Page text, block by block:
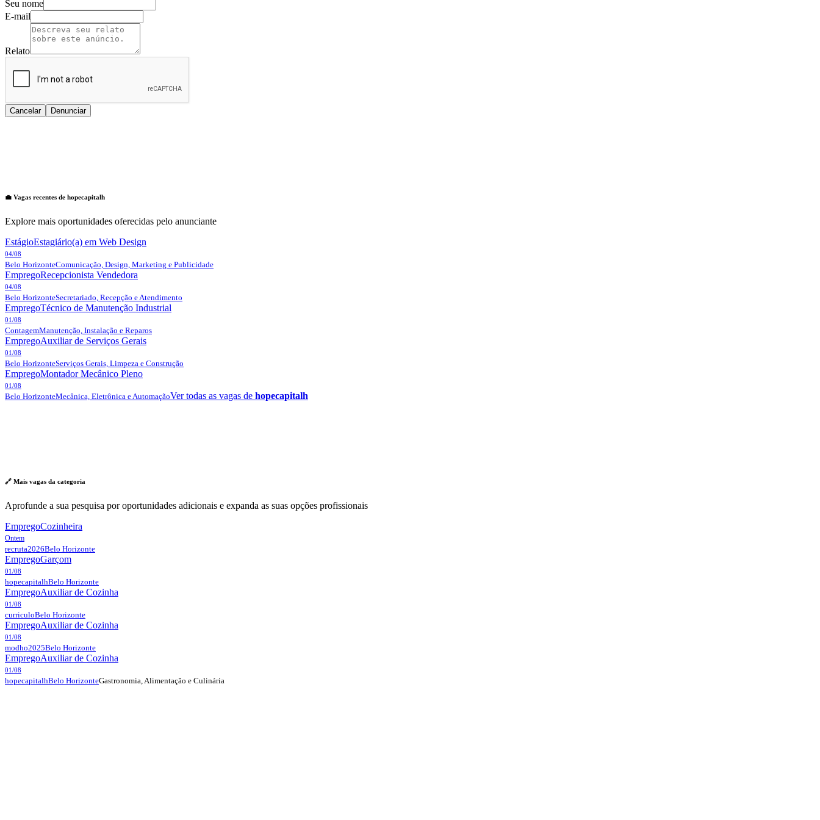
Seu nome
E-mail
Relato
Cancelar Denunciar
💼 Vagas recentes de hopecapitalh
Explore mais oportunidades oferecidas pelo anunciante
EstágioEstagiário(a) em Web Design
04/08
Belo HorizonteComunicação, Design, Marketing e Publicidade
EmpregoRecepcionista Vendedora
04/08
Belo HorizonteSecretariado, Recepção e Atendimento
EmpregoTécnico de Manutenção Industrial
01/08
ContagemManutenção, Instalação e Reparos
EmpregoAuxiliar de Serviços Gerais
01/08
Belo HorizonteServiços Gerais, Limpeza e Construção
EmpregoMontador Mecânico Pleno
01/08
Belo HorizonteMecânica, Eletrônica e AutomaçãoVer todas as vagas de hopecapitalh
🔗 Mais vagas da categoria
Aprofunde a sua pesquisa por oportunidades adicionais e expanda as suas opções profissionais
EmpregoCozinheira
Ontem
recruta2026Belo Horizonte
EmpregoGarçom
01/08
hopecapitalhBelo Horizonte
EmpregoAuxiliar de Cozinha
01/08
curriculoBelo Horizonte
EmpregoAuxiliar de Cozinha
01/08
modho2025Belo Horizonte
EmpregoAuxiliar de Cozinha
01/08
hopecapitalhBelo HorizonteGastronomia, Alimentação e Culinária